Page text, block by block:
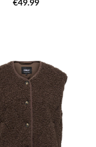
€49.99